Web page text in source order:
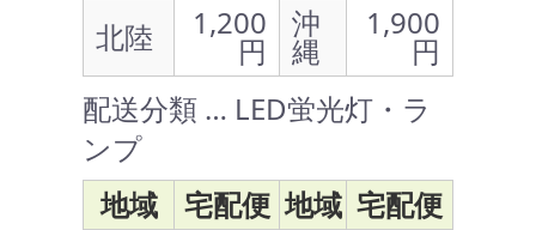
北陸
1,200
円
沖
縄
1,900
円
配送分類 … LED蛍光灯・ラ
ンプ
地域
宅配便 地域 宅配便